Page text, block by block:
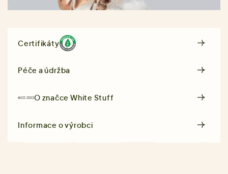
Certifikáty
Péče a údržba
O značceWhite Stuff
Informace o výrobci